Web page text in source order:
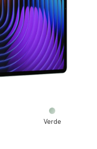
Verde